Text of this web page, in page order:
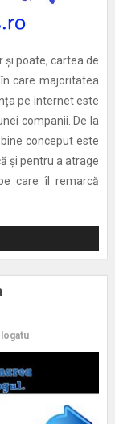
și poate, cartea de
care majoritatea
pe internet este
companii. De la
conceput este
și pentru a atrage
care îl remarcă